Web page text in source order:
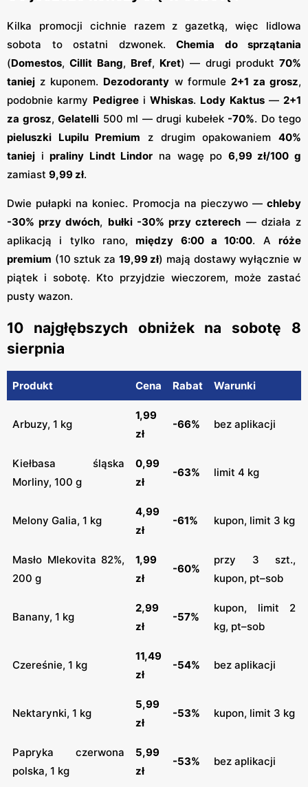
Kilka promocji cichnie razem z gazetką, więc lidlowa
sobota to ostatni dzwonek. Chemia do sprzątania
(Domestos,Cillit Bang, Bref, Kret) — drugi produkt 70%
taniej z kuponem. Dezodoranty w formule 2+1 za grosz,
podobnie karmy Pedigreei Whiskas. Lody Kaktus— 2+1
za grosz, Gelatelli 500 ml — drugi kubełek -70%. Do tego
pieluszki Lupilu Premium z drugim opakowaniem40%
taniej ipraliny Lindt Lindor na wagę po 6,99 zł/100 g
zamiast 9,99 zł.
Dwie pułapki na koniec. Promocja na pieczywo — chleby
-30% przy dwóch, bułki -30% przy czterech — działa z
aplikacją i tylko rano,między 6:00 a 10:00. Aróże
premium (10 sztuk za 19,99 zł) mają dostawy wyłącznie w
piątek i sobotę. Kto przyjdzie wieczorem, może zastać
pusty wazon.
10 najgłębszych obniżek na sobotę 8
sierpnia
Produkt Cena Rabat Warunki
Arbuzy, 1 kg
1,99
zł
-66% bez aplikacji
Kiełbasa śląska
Morliny, 100 g
0,99
zł
-63% limit 4 kg
Melony Galia, 1 kg
4,99
zł
-61% kupon, limit 3 kg
Masło Mlekovita 82%,
200 g
1,99
zł
-60%
przy 3 szt.,
kupon, pt–sob
Banany, 1 kg
2,99
zł
-57%
kupon, limit 2
kg, pt–sob
Czereśnie, 1 kg
11,49
zł
-54% bez aplikacji
Nektarynki, 1 kg
5,99
zł
-53% kupon, limit 3 kg
Papryka czerwona
polska, 1 kg
5,99
zł
-53% bez aplikacji